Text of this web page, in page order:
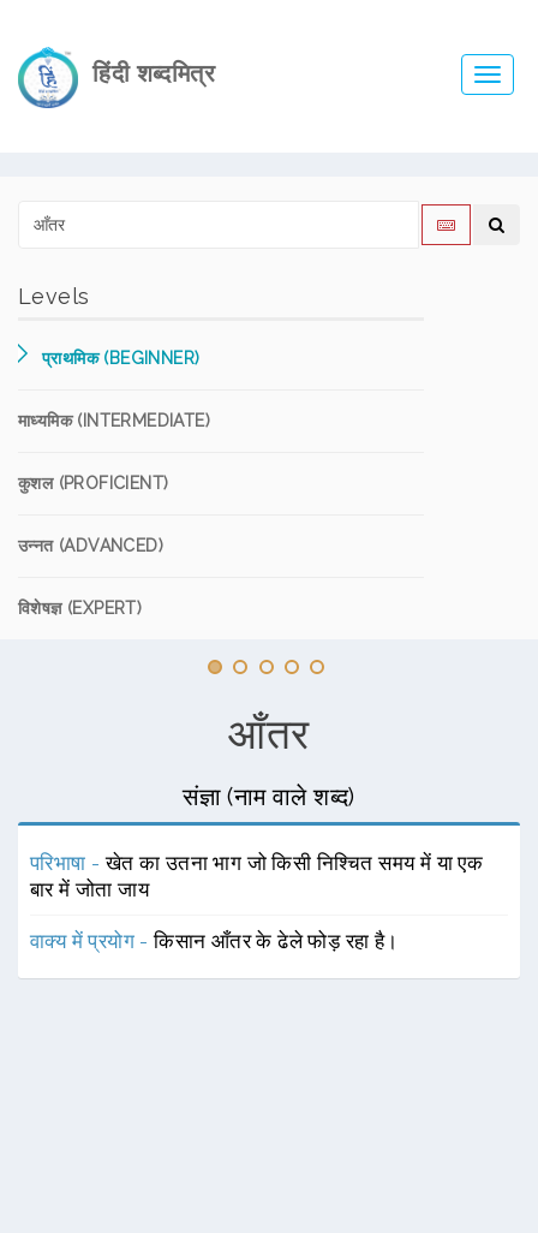
हिंदी शब्दमित्र
Levels
प्राथमिक (BEGINNER)
माध्यमिक (INTERMEDIATE)
कुशल (PROFICIENT)
उन्नत (ADVANCED)
विशेषज्ञ (EXPERT)
आँतर
संज्ञा (नाम वाले शब्द)
परिभाषा -खेत का उतना भाग जो किसी निश्चित समय में या एक
बार में जोता जाय
वाक्य में प्रयोग -किसान आँतर के ढेले फोड़ रहा है।